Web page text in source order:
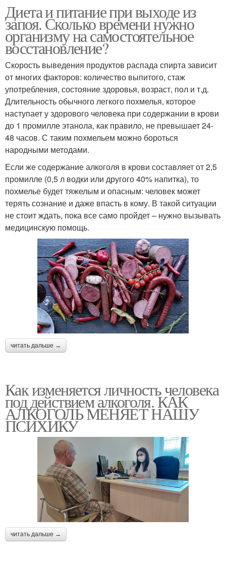
Диета и питание при выходе из
запоя. Сколько времени нужно
организму на самостоятельное
восстановление?
Скорость выведения продуктов распада спирта зависит
от многих факторов: количество выпитого, стаж
употребления, состояние здоровья, возраст, пол и т.д.
Длительность обычного легкого похмелья, которое
наступает у здорового человека при содержании в крови
до 1 промилле этанола, как правило, не превышает 24-
48 часов. С таким похмельем можно бороться
народными методами.
Если же содержание алкоголя в крови составляет от 2,5
промилле (0,5 л водки или другого 40% напитка), то
похмелье будет тяжелым и опасным: человек может
терять сознание и даже впасть в кому. В такой ситуации
не стоит ждать, пока все само пройдет – нужно вызывать
медицинскую помощь.
читать дальше →
Как изменяется личность человека
под действием алкоголя. КАК
АЛКОГОЛЬ МЕНЯЕТ НАШУ
ПСИХИКУ
читать дальше →